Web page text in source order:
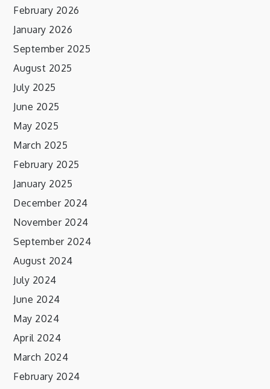
February 2026
January 2026
September 2025
August 2025
July 2025
June 2025
May 2025
March 2025
February 2025
January 2025
December 2024
November 2024
September 2024
August 2024
July 2024
June 2024
May 2024
April 2024
March 2024
February 2024